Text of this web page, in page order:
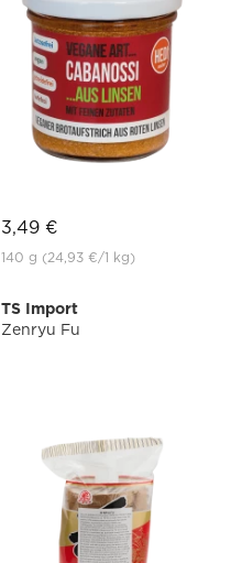
3,49 €
140 g (24,93 €/1 kg)
TS Import
Zenryu Fu